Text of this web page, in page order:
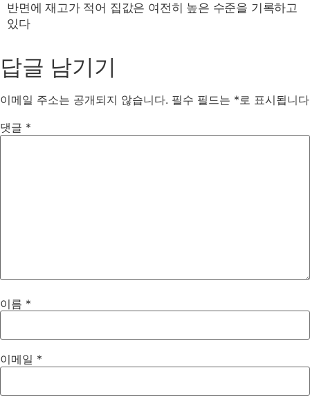
반면에 재고가 적어 집값은 여전히 높은 수준을 기록하고
있다
답글 남기기
이메일 주소는 공개되지 않습니다. 필수 필드는 *로 표시됩니다
댓글 *
이름 *
이메일 *